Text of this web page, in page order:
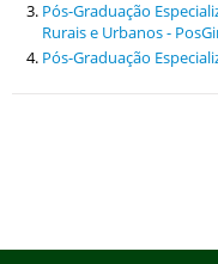
Pós-Graduação
Rurais e Urbanos -
Pós-Graduação